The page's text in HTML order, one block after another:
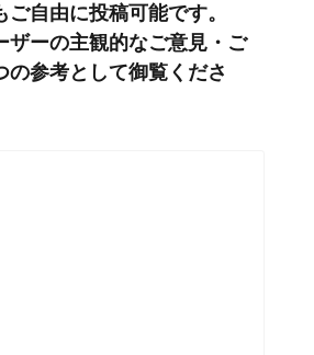
自由に投稿可能です。
ーの主観的なご意見・ご
の参考として御覧くださ